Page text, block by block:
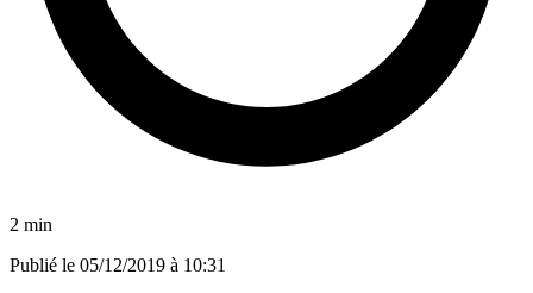
2 min
Publié le 05/12/2019 à 10:31